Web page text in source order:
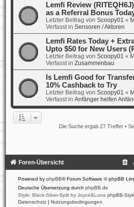
Lemfi Review
as a Referral Bonus
Letzter Beitrag von Scoopy01 «
Verfasst in Sensoren / Aktoren
Lemfi Rates Today +
Upto $50 for New Users
Letzter Beitrag von Scoopy01 «
Verfasst in Zusammenbau
Is Lemfi Good for
10% Cashback to Try
Letzter Beitrag von Scoopy01 «
Verfasst in Anfänger helfen
Die Suche ergab 27 Treffer •
Foren-Übersicht
Powered by phpBB® Forum Software © phpBB
Deutsche Übersetzung durch phpBB.de
Style: Black-Silver-Split by Joyce&Luna phpBB-
Datenschutz | Nutzungsbedingungen